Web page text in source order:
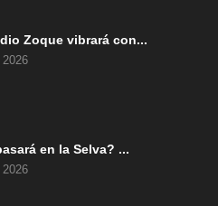
Zoque vibrará con...
en la Selva? ...
2026